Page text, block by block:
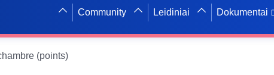
Community Leidiniai Dokumentai
(points)